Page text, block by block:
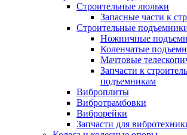
Строительные люльки
Запасные части к
Строительные
Ножничные
Коленчатые
Мачтовые
Запчасти к
подъемникам
Виброплиты
Вибротрамбовки
Виброрейки
Запчасти для